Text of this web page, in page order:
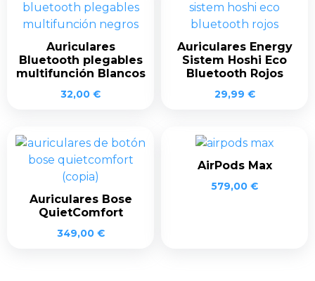
Auriculares
Bluetooth plegables
multifunción Blancos
32,00 €
Auriculares Energy
Sistem Hoshi Eco
Bluetooth Rojos
29,99 €
Auriculares Bose
QuietComfort
349,00 €
AirPods Max
579,00 €